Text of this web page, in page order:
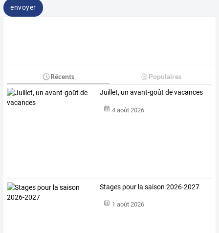
envoyer
Récents Populaires
Juillet, un avant-goût de vacances
4 août 2026
Stages pour la saison 2026-2027
1 août 2026